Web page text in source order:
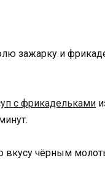
зажарку и
с фрикадельками
вкусу чёрным